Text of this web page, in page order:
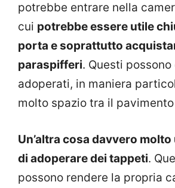
potrebbe entrare nella
cui potrebbe essere utile
porta e soprattutto
paraspifferi. Questi possono
adoperati, in maniera
molto spazio tra il
Un’altra cosa davvero
di adoperare dei tappeti.
possono rendere la propria